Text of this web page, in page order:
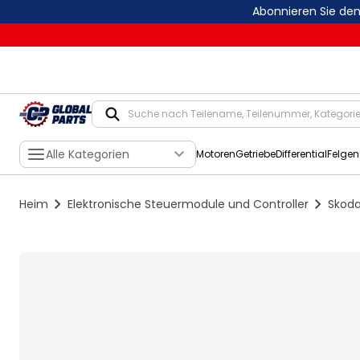
Abonnieren Sie
Alle Kategorien MotorenGetriebeDifferentialFelgen
Heim Elektronische Steuermodule und Controller